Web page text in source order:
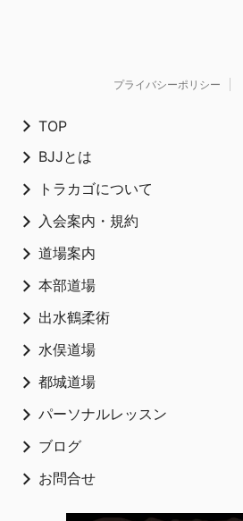
プライバシーポリシー
TOP
BJJとは
トラカゴについて
入会案内・規約
道場案内
本部道場
出水鶴柔術
水俣道場
都城道場
パーソナルレッスン
ブログ
お問合せ